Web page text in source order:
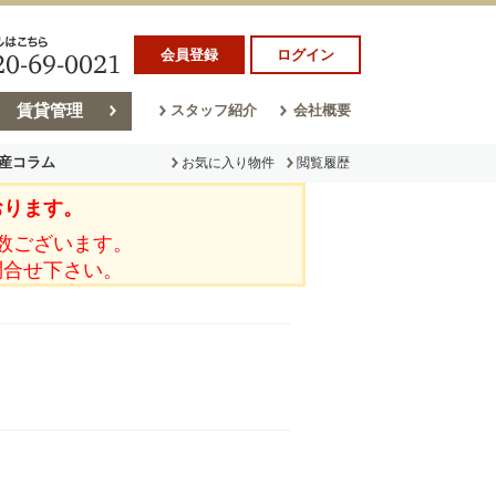
会員登録 ログイン
賃貸管理 スタッフ紹介 会社概要
コラム
ム
お気に入り物件 閲覧履歴
ます。
ざいます。
せ下さい。